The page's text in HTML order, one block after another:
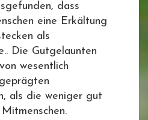
dass
eine Erkältung
als
Die Gutgelaunten
wesentlich
als die weniger gut